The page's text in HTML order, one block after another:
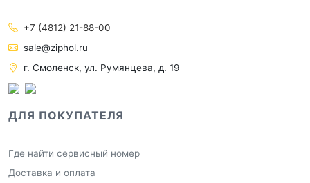
+7 (4812) 21-88-00
sale@ziphol.ru
г. Смоленск, ул. Румянцева, д. 19
ДЛЯ ПОКУПАТЕЛЯ
Где найти сервисный номер
Доставка и оплата